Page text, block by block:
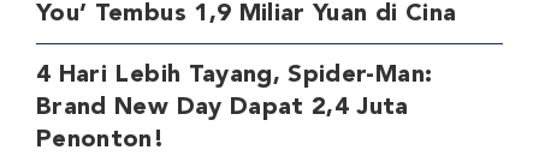
You’ Tembus 1,9 Miliar Yuan di Cina
4 Hari Lebih Tayang, Spider-Man:
Brand New Day Dapat 2,4 Juta
Penonton!